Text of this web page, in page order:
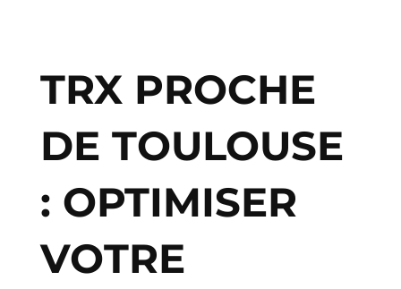
TRX PROCHE
DE TOULOUSE
: OPTIMISER
VOTRE